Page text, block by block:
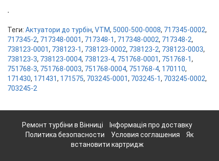
.
Теги: Актуатори до турбін, VTM, 5000-500-0008, 717345-0002,
717345-2, 717348-0001, 717348-1, 717348-0002, 717348-2,
738123-0001, 738123-1, 738123-0002, 738123-2, 738123-0003,
738123-3, 738123-0004, 738123-4, 751768-0001, 751768-1,
751768-3, 751768-0003, 751768-0004, 751768-4, 170110,
171430, 171431, 171575, 703245-0001, 703245-1, 703245-0002,
703245-2
Ремонт турбіни в Вінниці
Інформація про доставку
Политика безопасности
Условия соглашения
Як
встановити картридж